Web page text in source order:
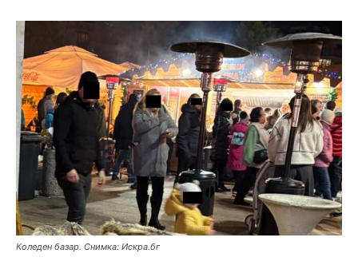
Коледен базар. Снимка: Искра.бг